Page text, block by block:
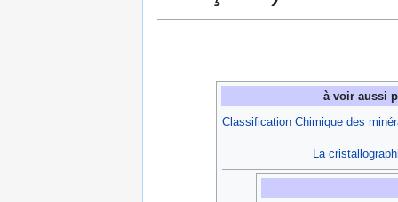
à voir aussi
Classification Chimique des
La